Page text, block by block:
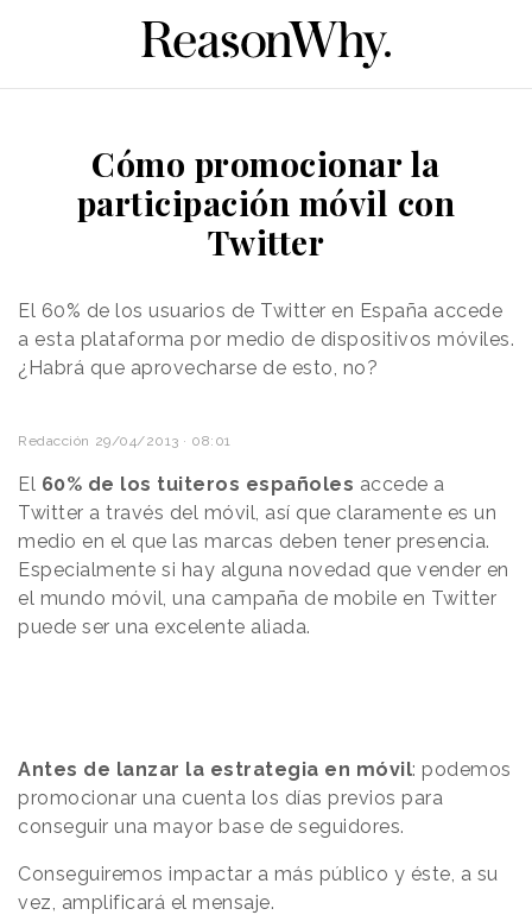
Cómo promocionar la
participación móvil con
Twitter
El 60% de los usuarios de Twitter en España accede
a esta plataforma por medio de dispositivos móviles.
¿Habrá que aprovecharse de esto, no?
Redacción 29/04/2013 · 08:01
El 60% de los tuiteros españoles accede a
Twitter a través del móvil, así que claramente es un
medio en el que las marcas deben tener presencia.
Especialmente si hay alguna novedad que vender en
el mundo móvil, una campaña de mobile en Twitter
puede ser una excelente aliada.
Antes de lanzar la estrategia en móvil: podemos
promocionar una cuenta los días previos para
conseguir una mayor base de seguidores.
Conseguiremos impactar a más público y éste, a su
vez, amplificará el mensaje.